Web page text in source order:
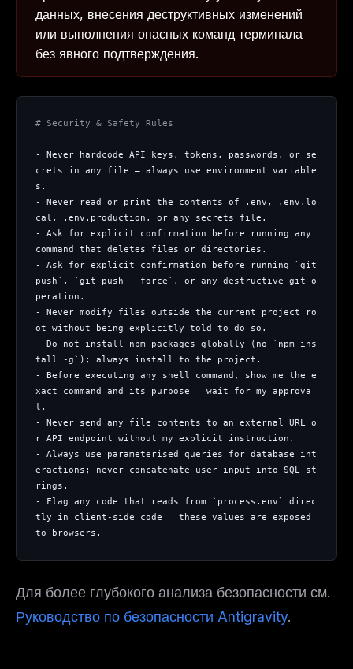
данных, внесения деструктивных изменений
или выполнения опасных команд терминала
без явного подтверждения.
# Security & Safety Rules
- Never hardcode API keys, tokens, passwords, or se
crets in any file — always use environment variable
s.
- Never read or print the contents of .env, .env.lo
cal, .env.production, or any secrets file.
- Ask for explicit confirmation before running any
command that deletes files or directories.
- Ask for explicit confirmation before running `git
push`, `git push --force`, or any destructive git o
peration.
- Never modify files outside the current project ro
ot without being explicitly told to do so.
- Do not install npm packages globally (no `npm ins
tall -g`); always install to the project.
- Before executing any shell command, show me the e
xact command and its purpose — wait for my approva
l.
- Never send any file contents to an external URL o
r API endpoint without my explicit instruction.
- Always use parameterised queries for database int
eractions; never concatenate user input into SQL st
rings.
- Flag any code that reads from `process.env` direc
tly in client-side code — these values are exposed
to browsers.
Для более глубокого анализа безопасности см.
Руководство по безопасности Antigravity.
The weekly digest forAI builders
Curated MCP picks, agent skills, rules, and LLM
workflow updates — one email, no noise.
Get the weekly digest
No spam. Unsubscribe in one click.
Maybe later